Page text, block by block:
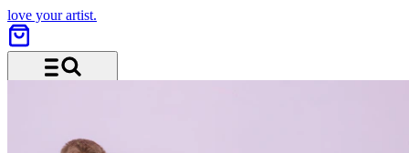
love your artist.